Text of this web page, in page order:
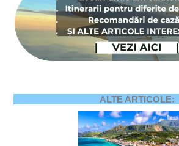
ALTE ARTICOLE: